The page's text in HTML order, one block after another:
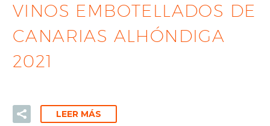
VINOS EMBOTELLADOS DE
CANARIAS ALHÓNDIGA
2021
LEER MÁS